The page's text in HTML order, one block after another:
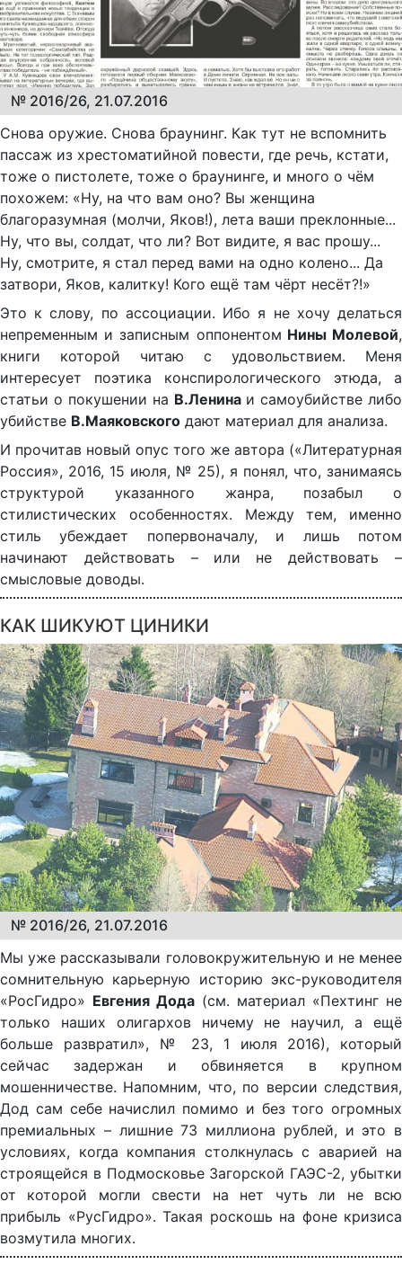
№ 2016/26, 21.07.2016
Снова оружие. Снова браунинг. Как тут не вспомнить
пассаж из хрестоматийной повести, где речь, кстати,
тоже о пистолете, тоже о браунинге, и много о чём
похожем: «Ну, на что вам оно? Вы женщина
благоразумная (молчи, Яков!), лета ваши преклонные...
Ну, что вы, солдат, что ли? Вот видите, я вас прошу...
Ну, смотрите, я стал перед вами на одно колено... Да
затвори, Яков, калитку! Кого ещё там чёрт несёт?!»
Это к слову, по ассоциации. Ибо я не хочу делаться
непременным и записным оппонентом Нины Молевой,
книги которой читаю с удовольствием. Меня
интересует поэтика конспирологического этюда, а
статьи о покушении на В.Ленина и самоубийстве либо
убийстве В.Маяковского дают материал для анализа.
И прочитав новый опус того же автора («Литературная
Россия», 2016, 15 июля, № 25), я понял, что, занимаясь
структурой указанного жанра, позабыл о
стилистических особенностях. Между тем, именно
стиль убеждает попервоначалу, и лишь потом
начинают действовать – или не действовать –
смысловые доводы.
КАК ШИКУЮТ ЦИНИКИ
№ 2016/26, 21.07.2016
Мы уже рассказывали головокружительную и не менее
сомнительную карьерную историю экс-руководителя
«РосГидро» Евгения Дода (см. материал «Пехтинг не
только наших олигархов ничему не научил, а ещё
больше развратил», № 23, 1 июля 2016), который
сейчас задержан и обвиняется в крупном
мошенничестве. Напомним, что, по версии следствия,
Дод сам себе начислил помимо и без того огромных
премиальных – лишние 73 миллиона рублей, и это в
условиях, когда компания столкнулась с аварией на
строящейся в Подмосковье Загорской ГАЭС-2, убытки
от которой могли свести на нет чуть ли не всю
прибыль «РусГидро». Такая роскошь на фоне кризиса
возмутила многих.